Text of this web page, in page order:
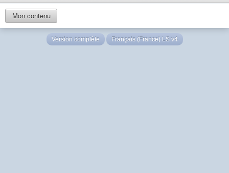
Mon contenu
Version complète Français (France) LS v4